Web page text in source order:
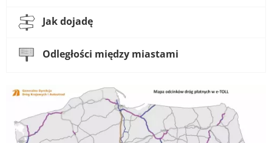
Jak dojadę
Odległości między miastami